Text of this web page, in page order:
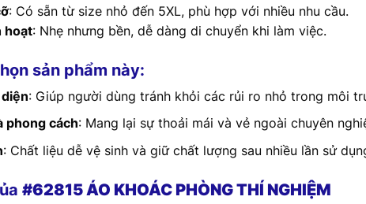
: Có sẵn từ size nhỏ đến 5XL, phù hợp với nhiều nhu cầu.
hoạt: Nhẹ nhưng bền, dễ dàng di chuyển khi làm việc.
sản phẩm này:
: Giúp người dùng tránh khỏi các rủi ro nhỏ trong môi
phong cách: Mang lại sự thoải mái và vẻ ngoài chuyên
: Chất liệu dễ vệ sinh và giữ chất lượng sau nhiều lần sử
#62815 ÁO KHOÁC PHÒNG THÍ NGHIỆM